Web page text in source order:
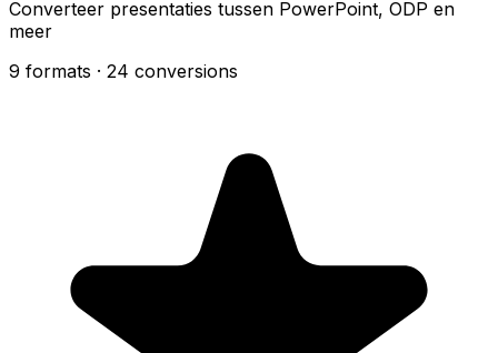
Converteer presentaties tussen PowerPoint, ODP en
meer
9 formats · 24 conversions